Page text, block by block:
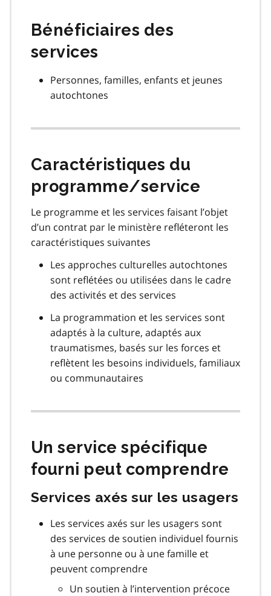
Bénéficiaires des
services
Personnes, familles, enfants et jeunes
autochtones
Caractéristiques du
programme/service
Le programme et les services faisant l’objet
d’un contrat par le ministère refléteront les
caractéristiques suivantes
Les approches culturelles autochtones
sont reflétées ou utilisées dans le cadre
des activités et des services
La programmation et les services sont
adaptés à la culture, adaptés aux
traumatismes, basés sur les forces et
reflètent les besoins individuels, familiaux
ou communautaires
Un service spécifique
fourni peut comprendre
Services axés sur les usagers
Les services axés sur les usagers sont
des services de soutien individuel fournis
à une personne ou à une famille et
peuvent comprendre
Un soutien à l’intervention précoce